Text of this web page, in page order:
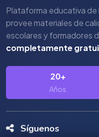
Plataforma educativa de
provee materiales de
escolares y formadores
completamente
20+
Años
Síguenos